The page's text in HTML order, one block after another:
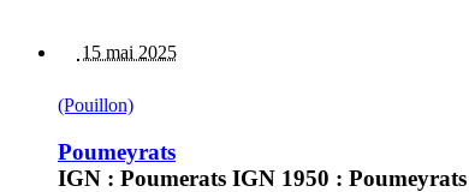
15 mai 2025
(Pouillon)
Poumeyrats
IGN : Poumerats IGN 1950 :